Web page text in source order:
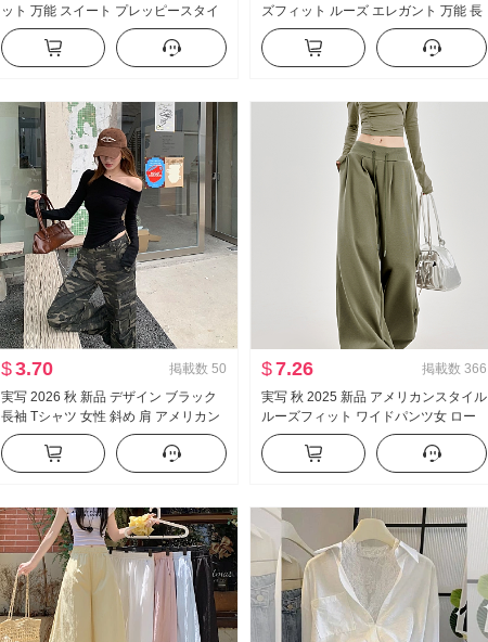
ット 万能 スイート プレッピースタイ
ル フリル 長袖 シャツ レディーストッ
プス
ズフィット ルーズ エレガント 万能 長
袖 レース ニット ブラウス キャミソー
ル
$3.70 掲載数 50
実写 2026 秋 新品 デザイン ブラック
長袖 Tシャツ 女性 斜め 肩 アメリカン
スタイル セクシースタイル オフショ
ルダー オフショルダー トップス
$7.26 掲載数 366
実写 秋 2025 新品 アメリカンスタイル
ルーズフィット ワイドパンツ女 ロー
ウエスト 引き出し ロープ カジュアル
パンツ ルーズ 垂 感 スポーツパンツ